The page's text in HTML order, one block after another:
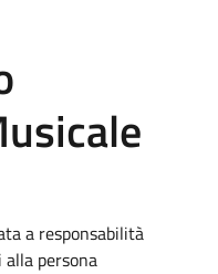
a responsabilità
persona